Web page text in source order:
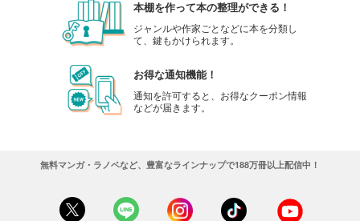
本棚を作って本の整理ができる！
ジャンルや作家ごとなどに本を分類し
て、鍵もかけられます。
お得な通知機能！
通知を許可すると、お得なクーポン情報
などが届きます。
無料マンガ・ラノベなど、豊富なラインナップで188万冊以上配信中！